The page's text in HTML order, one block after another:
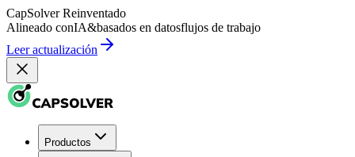
CapSolver Reinventado
Alineado conIA&basados en datosflujos de trabajo
Leer actualización
Productos